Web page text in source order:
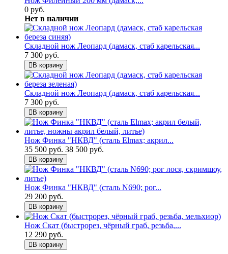
0 руб.
Нет в наличии
Складной нож Леопард (дамаск, стаб карельская...
7 300 руб.
В корзину
Складной нож Леопард (дамаск, стаб карельская...
7 300 руб.
В корзину
Нож Финка "НКВД" (сталь Elmax; акрил...
35 500 руб. 38 500 руб.
В корзину
Нож Финка "НКВД" (сталь N690; рог...
29 200 руб.
В корзину
Нож Скат (быстрорез, чёрный граб, резьба,...
12 290 руб.
В корзину